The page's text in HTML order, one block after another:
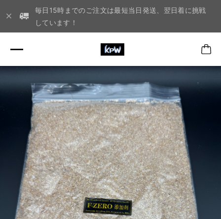
毎日15時までのご注文は最短当日発送、翌日着に挑戦
しています！